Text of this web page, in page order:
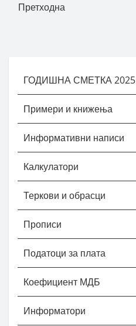
Претходна
ГОДИШНА СМЕТКА 2025
Примери и книжења
Информативни написи
Калкулатори
Теркови и обрасци
Прописи
Податоци за плата
Коефициент МДБ
Информатори